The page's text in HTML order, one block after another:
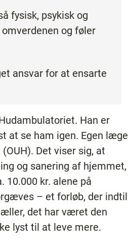
fysisk, psykisk og
og føler
ansvar for at ensarte
Han er
at se ham igen. Egen læge
Det viser sig, at
og sanering af hjemmet,
10.000 kr. alene på
– et forløb, der indtil
det har været den
lyst til at leve mere.